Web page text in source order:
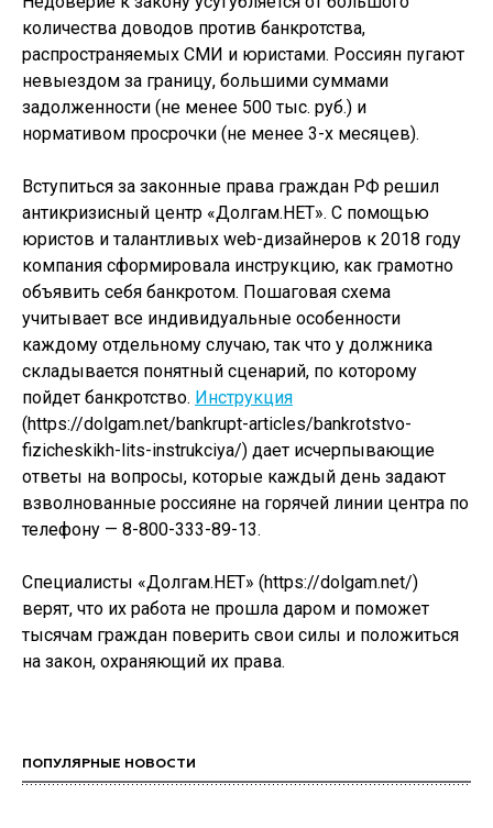
количества доводов против банкротства,
распространяемых СМИ и юристами. Россиян пугают
невыездом за границу, большими суммами
задолженности (не менее 500 тыс. руб.) и
нормативом просрочки (не менее 3-х месяцев).
Вступиться за законные права граждан РФ решил
антикризисный центр «Долгам.НЕТ». С помощью
юристов и талантливых web-дизайнеров к 2018 году
компания сформировала инструкцию, как грамотно
объявить себя банкротом. Пошаговая схема
учитывает все индивидуальные особенности
каждому отдельному случаю, так что у должника
складывается понятный сценарий, по которому
пойдет банкротство. Инструкция
(https://dolgam.net/bankrupt-articles/bankrotstvo-
fizicheskikh-lits-instrukciya/) дает исчерпывающие
ответы на вопросы, которые каждый день задают
взволнованные россияне на горячей линии центра по
телефону — 8-800-333-89-13.
Специалисты «Долгам.НЕТ» (https://dolgam.net/)
верят, что их работа не прошла даром и поможет
тысячам граждан поверить свои силы и положиться
на закон, охраняющий их права.
ПОПУЛЯРНЫЕ НОВОСТИ